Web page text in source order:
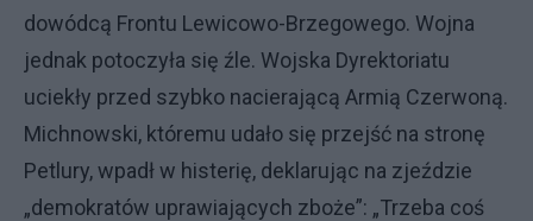
dowódcą Frontu Lewicowo-Brzegowego. Wojna
jednak potoczyła się źle. Wojska Dyrektoriatu
uciekły przed szybko nacierającą Armią Czerwoną.
Michnowski, któremu udało się przejść na stronę
Petlury, wpadł w histerię, deklarując na zjeździe
„demokratów uprawiających zboże”: „Trzeba coś